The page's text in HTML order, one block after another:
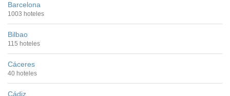
Barcelona
1003 hoteles
Bilbao
115 hoteles
Cáceres
40 hoteles
Cádiz